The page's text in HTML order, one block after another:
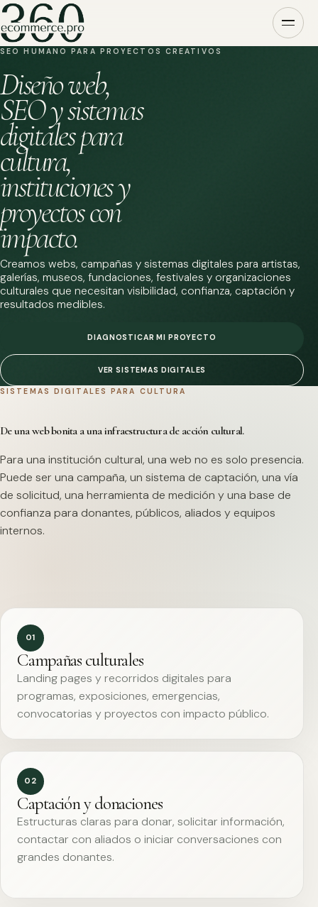
SEO HUMANO PARA PROYECTOS CREATIVOS
Diseño web,
SEO y sistemas
digitales para
cultura,
instituciones y
proyectos con
impacto.
Creamos webs, campañas y sistemas digitales para artistas,
galerías, museos, fundaciones, festivales y organizaciones
culturales que necesitan visibilidad, confianza, captación y
resultados medibles.
DIAGNOSTICAR MI PROYECTO
VER SISTEMAS DIGITALES
SISTEMAS DIGITALES PARA CULTURA
De una web bonita a una infraestructura de acción cultural.
Para una institución cultural, una web no es solo presencia.
Puede ser una campaña, un sistema de captación, una vía
de solicitud, una herramienta de medición y una base de
confianza para donantes, públicos, aliados y equipos
internos.
01
Campañas culturales
Landing pages y recorridos digitales para
programas, exposiciones, emergencias,
convocatorias y proyectos con impacto público.
02
Captación y donaciones
Estructuras claras para donar, solicitar información,
contactar con aliados o iniciar conversaciones con
grandes donantes.